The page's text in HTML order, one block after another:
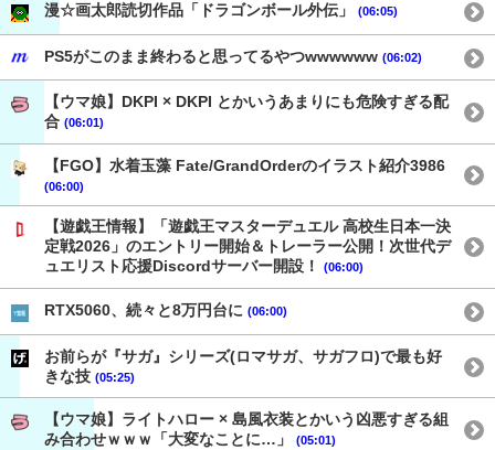
漫☆画太郎読切作品「ドラゴンボール外伝」 (06:05)
PS5がこのまま終わると思ってるやつwwwwww (06:02)
【ウマ娘】DKPI × DKPI とかいうあまりにも危険すぎる配
合 (06:01)
【FGO】水着玉藻 Fate/GrandOrderのイラスト紹介3986
(06:00)
【遊戯王情報】「遊戯王マスターデュエル 高校生日本一決
定戦2026」のエントリー開始＆トレーラー公開！次世代デ
ュエリスト応援Discordサーバー開設！
(06:00)
RTX5060、続々と8万円台に (06:00)
お前らが『サガ』シリーズ(ロマサガ、サガフロ)で最も好
きな技 (05:25)
【ウマ娘】ライトハロー × 島風衣装とかいう凶悪すぎる組
み合わせｗｗｗ「大変なことに…」
(05:01)